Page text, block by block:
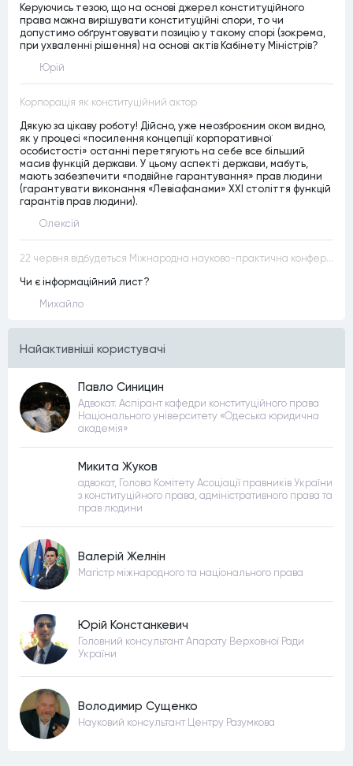
Керуючись тезою, що на основі джерел конституційного
права можна вирішувати конституційні спори, то чи
допустимо обґрунтовувати позицію у такому спорі (зокрема,
при ухваленні рішення) на основі актів Кабінету Міністрів?
Юрій
Корпорація як конституційний актор
Дякую за цікаву роботу! Дійсно, уже неозброєним оком видно,
як у процесі «посилення концепції корпоративної
особистості» останні перетягують на себе все більший
масив функцій держави. У цьому аспекті держави, мабуть,
мають забезпечити «подвійне гарантування» прав людини
(гарантувати виконання «Левіафанами» ХХІ століття функцій
гарантів прав людини).
Олексій
22 червня відбудеться Міжнародна науково-практична конференція “Конституційна демократія в умовах загроз територіальній цілісності та національній безпеці”
Чи є інформаційний лист?
Михайло
Найактивнiшi користувачi
Павло Синицин
Адвокат. Аспірант кафедри конституційного права
Національного університету «Одеська юридична
академія»
Микита Жуков
адвокат, Голова Комітету Асоціації правників України
з конституційного права, адміністративного права та
прав людини
Валерій Желнін
Магістр міжнародного та національного права
Юрій Констанкевич
Головний консультант Апарату Верховної Ради
України
Володимир Сущенко
Науковий консультант Центру Разумкова